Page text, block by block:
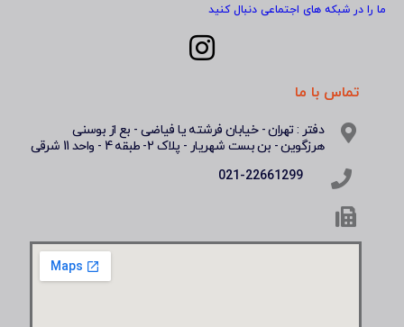
ما را در شبکه های اجتماعی دنبال کنید
تماس با ما
دفتر : تهران - خیابان فرشته یا فیاضی - بع از بوسنی
هرزگوین - بن بست شهریار - پلاک 2- طبقه 4 - واحد 11 شرقی
021-22661299